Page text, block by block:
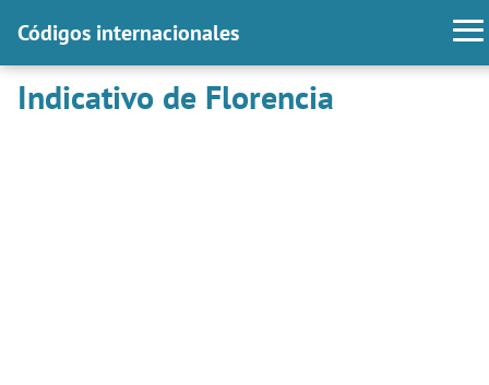
Códigos internacionales
Indicativo de Florencia